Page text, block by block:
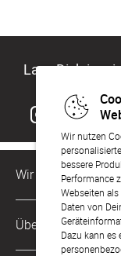
Wir nutzen
bessere
Performance
Webseiten
Daten von
Dazu kann es
Lass Dich
Wir sind für Dich
0221 956 725
Mo. - Fr. von 9
Über Uns